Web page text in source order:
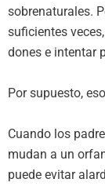
sobrenaturales.
suficientes
dones e intentar
Por supuesto,
Cuando los
mudan a un
puede evitar